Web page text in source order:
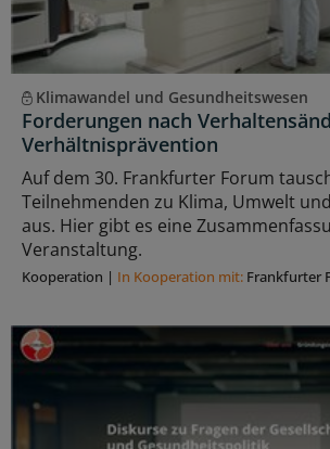
Klimawandel und Gesundheitswesen
Forderungen nach
Verhältnisprävention
Auf dem 30. Frankfurter Forum
Teilnehmenden zu Klima, Umwelt
aus. Hier gibt es eine
Veranstaltung.
Kooperation | In Kooperation mit: Frankfurter